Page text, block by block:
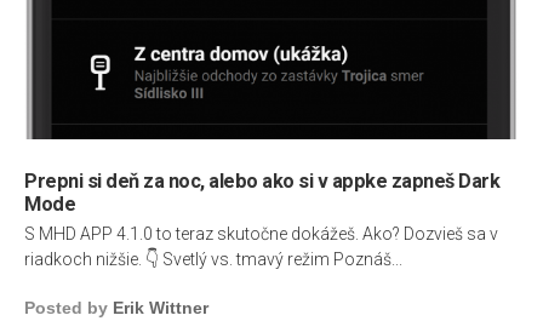
Prepni si deň za noc, alebo ako si v appke zapneš Dark
Mode
S MHD APP 4.1.0 to teraz skutočne dokážeš. Ako? Dozvieš sa v
riadkoch nižšie. 👇 Svetlý vs. tmavý režim Poznáš...
Posted by Erik Wittner